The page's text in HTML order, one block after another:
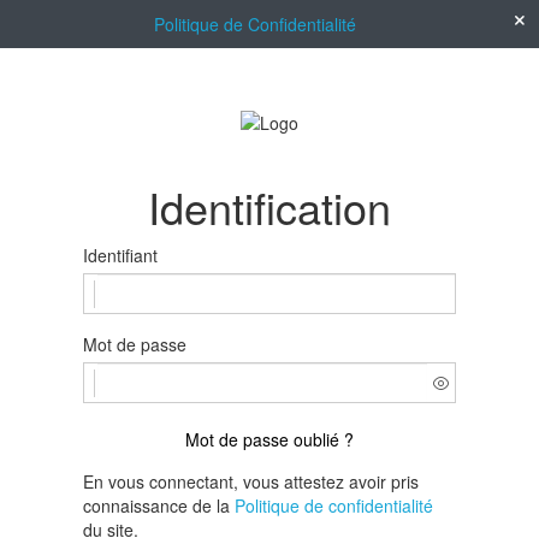
Politique de Confidentialité
Identification
Identifiant
Mot de passe
Mot de passe oublié ?
En vous connectant, vous attestez avoir pris
connaissance de la Politique de confidentialité
du site.